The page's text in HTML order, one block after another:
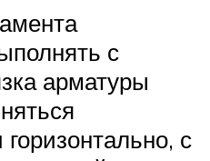
с
арматуры
с